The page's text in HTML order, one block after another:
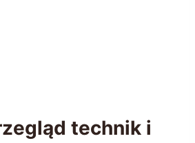
technik i